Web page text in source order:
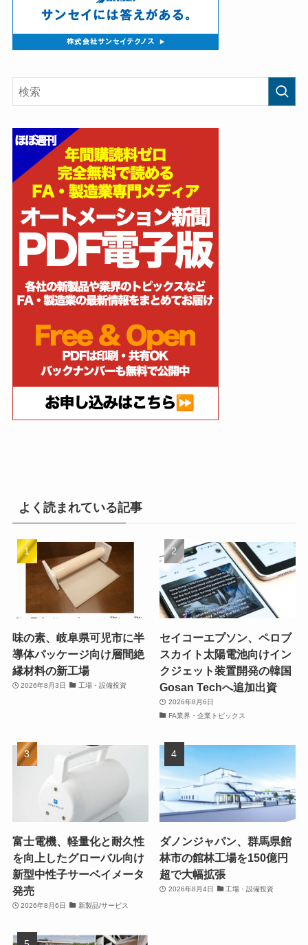
よく読まれている記事
味の素、岐阜県可児市に半
導体パッケージ向け層間絶
縁材料の新工場
2026年8月3日 工場・設備投資
セイコーエプソン、ペロブ
スカイト太陽電池向けイン
クジェット装置開発の韓国
Gosan Techへ追加出資
2026年8月6日
FA業界・企業トピックス
富士電機、軽量化と耐久性
を向上したグローバル向け
新型中性子サーベイメータ
発売
2026年8月6日 新製品/サービス
ダノンジャパン、群馬県館
林市の館林工場を150億円
超で大幅拡張
2026年8月4日 工場・設備投資